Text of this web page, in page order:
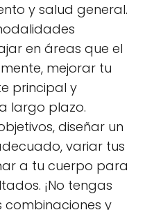
y salud general.
en áreas que el
mejorar tu
principal y
largo plazo.
diseñar un
variar tus
a tu cuerpo para
¡No tengas
y